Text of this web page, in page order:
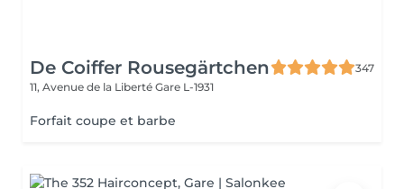
De Coiffer Rousegärtchen
347
11, Avenue de la Liberté Gare L-1931
Forfait coupe et barbe